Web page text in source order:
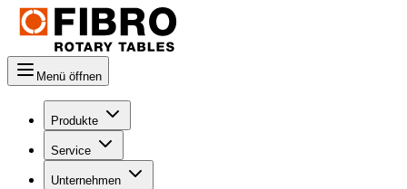
Menü öffnen
Produkte
Service
Unternehmen